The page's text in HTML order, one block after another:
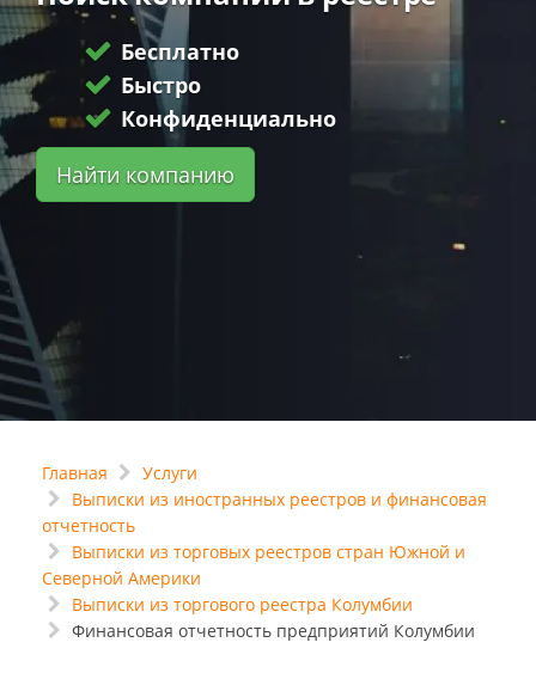
Бесплатно
Быстро
Конфиденциально
Найти компанию
Главная
Услуги
Выписки из иностранных реестров и финансовая
отчетность
Выписки из торговых реестров стран Южной и
Северной Америки
Выписки из торгового реестра Колумбии
Финансовая отчетность предприятий Колумбии